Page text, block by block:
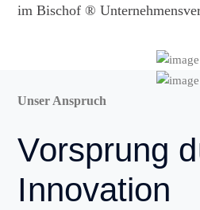
im Bischof ®
Unser Anspruch
Vorsprung
Innovation